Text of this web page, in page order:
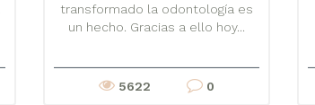
transformado la odontología es
un hecho. Gracias a ello hoy...
5622 0